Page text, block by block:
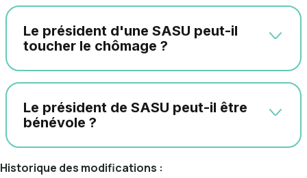
Le président d'une SASU peut-il
toucher le chômage ?
Le président de SASU peut-il être
bénévole ?
Historique des modifications :